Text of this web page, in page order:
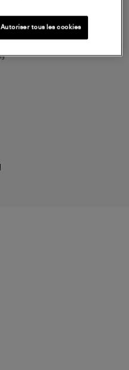
Autoriser tous les cookies